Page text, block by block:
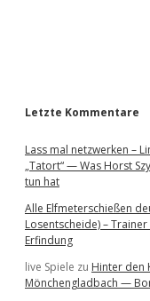
Letzte Kommentare
Lass mal netzwerken –
„Tatort“ — Was Horst
tun hat
Alle Elfmeterschießen
Losentscheide) –
Erfindung
live Spiele zu Hinter den
Mönchengladbach —